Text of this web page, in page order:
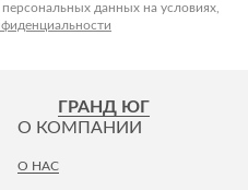
данных на условиях,
ГРАНД ЮГ
О КОМПАНИИ
О НАС